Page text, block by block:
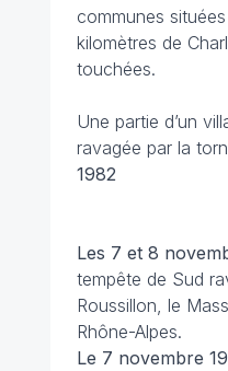
communes
kilomètres de
touchées.
Une partie d’un
ravagée par la
1982
Les 7 et 8
tempête de Sud
Roussillon, le
Rhône-Alpes.
Le 7 novembre